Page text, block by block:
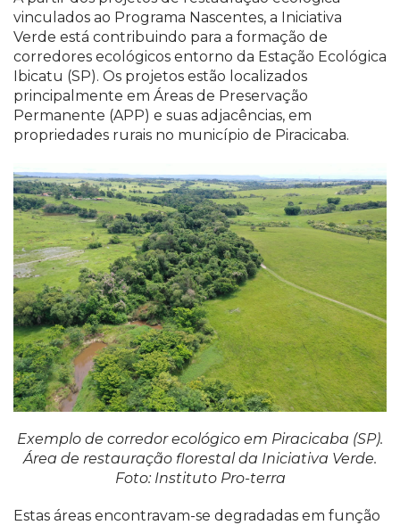
vinculados ao Programa Nascentes, a Iniciativa
Verde está contribuindo para a formação de
corredores ecológicos entorno da Estação Ecológica
Ibicatu (SP). Os projetos estão localizados
principalmente em Áreas de Preservação
Permanente (APP) e suas adjacências, em
propriedades rurais no município de Piracicaba.
Exemplo de corredor ecológico em Piracicaba (SP).
Área de restauração florestal da Iniciativa Verde.
Foto: Instituto Pro-terra
Estas áreas encontravam-se degradadas em função